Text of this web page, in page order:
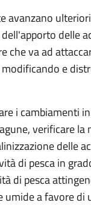
avanzano
delle
che va ad
e
i cambiamenti
verificare
delle
di pesca in
di pesca
umide a favore